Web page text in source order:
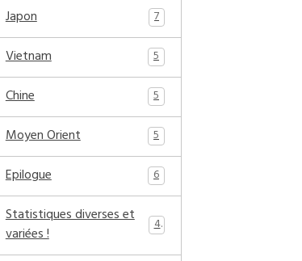
Japon 7
Vietnam 5
Chine 5
Moyen Orient 5
Epilogue 6
Statistiques diverses et
variées !
4